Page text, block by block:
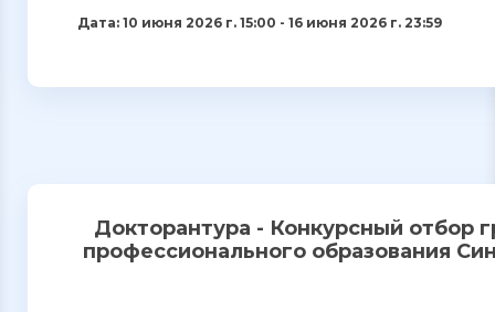
Дата: 10 июня 2026 г. 15:00 - 16 июня 2026 г. 23:59
Докторантура - Конкурсный отбор
профессионального образования